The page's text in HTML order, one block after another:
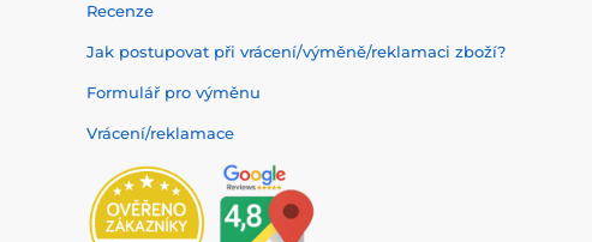
Recenze
Jak postupovat při vrácení/výměně/reklamaci zboží?
Formulář pro výměnu
Vrácení/reklamace